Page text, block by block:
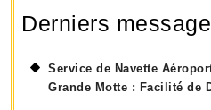
Derniers
Service de Navette
Grande Motte : Facilité de